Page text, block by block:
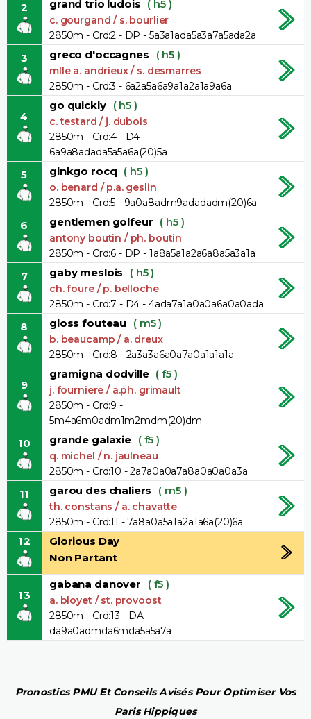
2 grand trio ludois ( h5 )
c. gourgand / s. bourlier
2850m - Crd:2 - DP - 5a3a1ada5a3a7a5ada2a
3 greco d'occagnes ( h5 )
mlle a. andrieux / s. desmarres
2850m - Crd:3 - 6a2a5a6a9a1a2a1a9a6a
4
go quickly ( h5 )
c. testard / j. dubois
2850m - Crd:4 - D4 -
6a9a8adada5a5a6a(20)5a
5 ginkgo rocq ( h5 )
o. benard / p.a. geslin
2850m - Crd:5 - 9a0a8adm9adadadm(20)6a
6 gentlemen golfeur ( h5 )
antony boutin / ph. boutin
2850m - Crd:6 - DP - 1a8a5a1a2a6a8a5a3a1a
7 gaby meslois ( h5 )
ch. foure / p. belloche
2850m - Crd:7 - D4 - 4ada7a1a0a0a6a0a0ada
8 gloss fouteau ( m5 )
b. beaucamp / a. dreux
2850m - Crd:8 - 2a3a3a6a0a7a0a1a1a1a
9
gramigna dodville ( f5 )
j. fourniere / a.ph. grimault
2850m - Crd:9 -
5m4a6m0adm1m2mdm(20)dm
10 grande galaxie ( f5 )
q. michel / n. jaulneau
2850m - Crd:10 - 2a7a0a0a7a8a0a0a0a3a
11 garou des chaliers ( m5 )
th. constans / a. chavatte
2850m - Crd:11 - 7a8a0a5a1a2a1a6a(20)6a
12
Glorious Day
Non Partant
13
gabana danover ( f5 )
a. bloyet / st. provoost
2850m - Crd:13 - DA -
da9a0admda6mda5a5a7a
Pronostics PMU Et Conseils Avisés Pour Optimiser Vos
Paris Hippiques